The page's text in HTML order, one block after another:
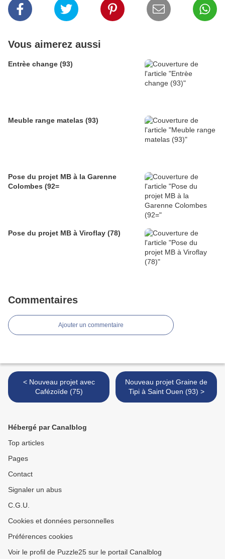
Vous aimerez aussi
Entrèe change (93)
Meuble range matelas (93)
Pose du projet MB à la Garenne
Colombes (92=
Pose du projet MB à Viroflay (78)
Commentaires
Ajouter un commentaire
< Nouveau projet avec
Cafézoïde (75)
Nouveau projet Graine de
Tipi à Saint Ouen (93) >
Hébergé par Canalblog
Top articles
Pages
Contact
Signaler un abus
C.G.U.
Cookies et données personnelles
Préférences cookies
Voir le profil de Puzzle25 sur le portail Canalblog